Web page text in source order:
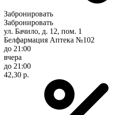
Забронировать
Забронировать
ул. Бачило, д. 12, пом. 1
Белфармация Аптека №102
до 21:00
вчера
до 21:00
42,30 р.